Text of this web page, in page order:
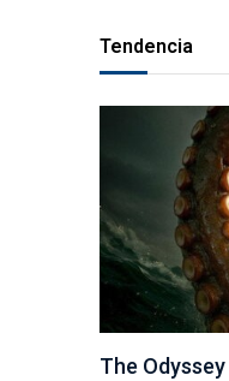
Tendencia
The Odyssey